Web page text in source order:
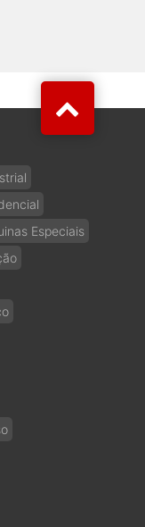
Especiais